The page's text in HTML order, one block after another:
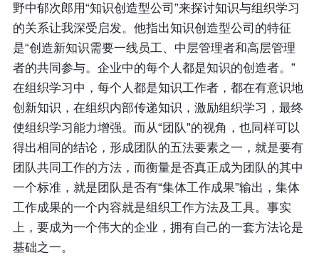
野中郁次郎用“知识创造型公司”来探讨知识与组织学习
的关系让我深受启发。他指出知识创造型公司的特征
是“创造新知识需要一线员工、中层管理者和高层管理
者的共同参与。企业中的每个人都是知识的创造者。”
在组织学习中，每个人都是知识工作者，都在有意识地
创新知识，在组织内部传递知识，激励组织学习，最终
使组织学习能力增强。而从“团队”的视角，也同样可以
得出相同的结论，形成团队的五法要素之一，就是要有
团队共同工作的方法，而衡量是否真正成为团队的其中
一个标准，就是团队是否有“集体工作成果”输出，集体
工作成果的一个内容就是组织工作方法及工具。事实
上，要成为一个伟大的企业，拥有自己的一套方法论是
基础之一。